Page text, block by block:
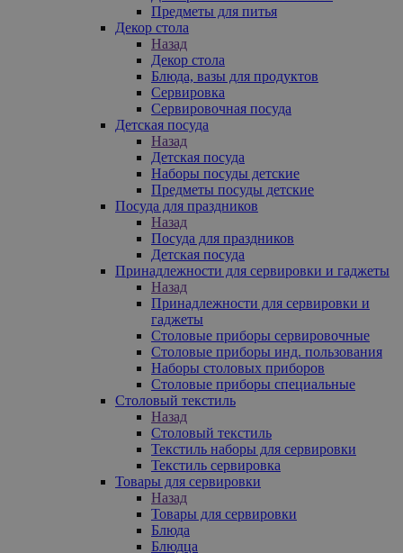
Предметы для питья
Декор стола
Назад
Декор стола
Блюда, вазы для продуктов
Сервировка
Сервировочная посуда
Детская посуда
Назад
Детская посуда
Наборы посуды детские
Предметы посуды детские
Посуда для праздников
Назад
Посуда для праздников
Детская посуда
Принадлежности для сервировки и гаджеты
Назад
Принадлежности для сервировки и
гаджеты
Столовые приборы сервировочные
Столовые приборы инд. пользования
Наборы столовых приборов
Столовые приборы специальные
Столовый текстиль
Назад
Столовый текстиль
Текстиль наборы для сервировки
Текстиль сервировка
Товары для сервировки
Назад
Товары для сервировки
Блюда
Блюдца